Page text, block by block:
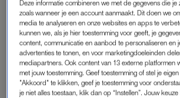
Weyts gaf opdracht de slachthuizen door
aantal schandalen vorig jaar, onder meer in
varkensslachthuis in Tielt dat tijdelijk dicht
geheimgevallen van zware
Daarnaast komt er een wettelijke basis om
kunnen gebruiken als bewijsvoering.
Deze informatie combineren we met de gegevens die je
zoals wanneer je een account aanmaakt. Dit doen we
media te analyseren en onze websites en apps te
kunnen we, als je hier toestemming voor geeft, je
content, communicatie en aanbod te personaliseren en
advertenties te tonen, en voor marketingdoeleinden
mediapartners. Ook content van 13 externe platformen
met jouw toestemming. Geef toestemming of stel je
"Akkoord" te klikken, geef je toestemming voor
je niet alles toestaan, klik dan op “Instellen”. Jouw